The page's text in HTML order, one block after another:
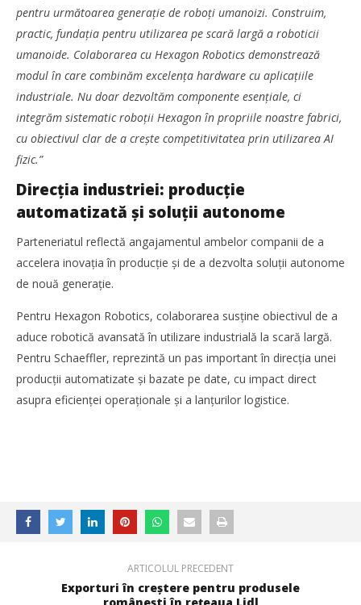
pentru următoarea generație de roboți umanoizi. Construim,
practic, fundația pentru utilizarea pe scară largă a roboticii
umanoide. Colaborarea cu Hexagon Robotics demonstrează
modul în care combinăm excelența hardware cu aplicațiile
industriale. Nu doar dezvoltăm componente esențiale, ci
integrăm sistematic roboții Hexagon în propriile noastre fabrici,
cu obiectivul clar de a crește competitivitatea prin utilizarea AI
fizic.”
Direcția industriei: producție
automatizată și soluții autonome
Parteneriatul reflectă angajamentul ambelor companii de a
accelera inovația în producție și de a dezvolta soluții autonome
de nouă generație.
Pentru Hexagon Robotics, colaborarea susține obiectivul de a
aduce robotică avansată în utilizare industrială la scară largă.
Pentru Schaeffler, reprezintă un pas important în direcția unei
producții automatizate și bazate pe date, cu impact direct
asupra eficienței operaționale și a lanțurilor logistice.
ARTICOLUL PRECEDENT
Exporturi în creștere pentru produsele